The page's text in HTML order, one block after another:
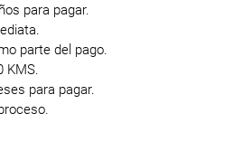
para pagar.
parte del pago.
KMS.
para pagar.